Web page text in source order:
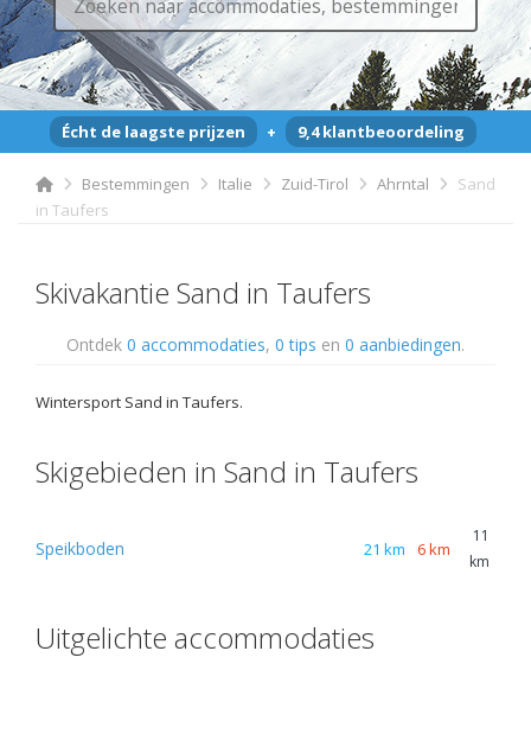
Écht de laagste prijzen + 9,4 klantbeoordeling
Bestemmingen Italie Zuid-Tirol Ahrntal
Sand
in Taufers
Skivakantie Sand in Taufers
Ontdek 0 accommodaties, 0 tips en 0 aanbiedingen.
Wintersport Sand in Taufers.
Skigebieden in Sand in Taufers
Speikboden 21 km 6 km
11
km
Uitgelichte accommodaties